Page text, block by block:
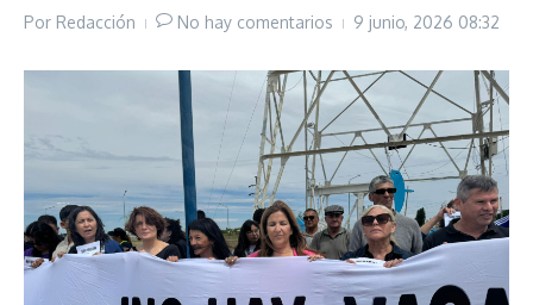
Por Redacción No hay comentarios 9 junio, 2026 08:32